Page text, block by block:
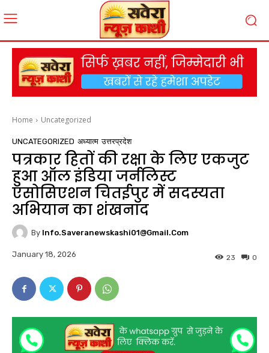
Home Uncategorized
UNCATEGORIZED अध्यात्म उत्तरप्रदेश
पत्रकार हितों की रक्षा के लिए एकजुट
हुआ ऑल इंडिया जर्नलिस्ट
एसोसिएशन चितईपुर में सदस्यता
अभियान का शंखनाद
By Info.saveranewskashi01@gmail.com
January 18, 2026 0
23